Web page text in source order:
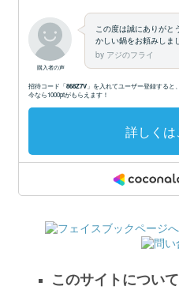
このサイトについて